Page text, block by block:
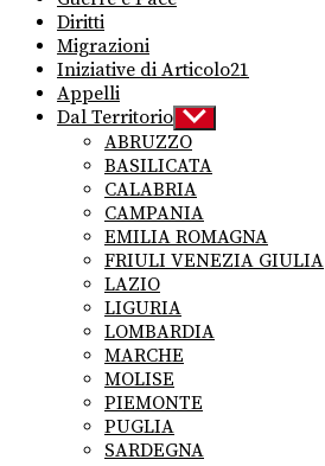
Diritti
Migrazioni
Iniziative di Articolo21
Appelli
Dal Territorio Show
sub
menu
ABRUZZO
BASILICATA
CALABRIA
CAMPANIA
EMILIA ROMAGNA
FRIULI VENEZIA GIULIA
LAZIO
LIGURIA
LOMBARDIA
MARCHE
MOLISE
PIEMONTE
PUGLIA
SARDEGNA